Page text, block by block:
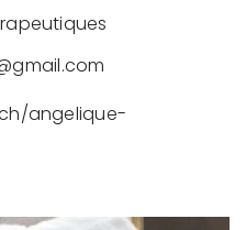
angelique-